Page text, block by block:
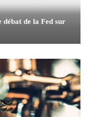
de la Fed sur